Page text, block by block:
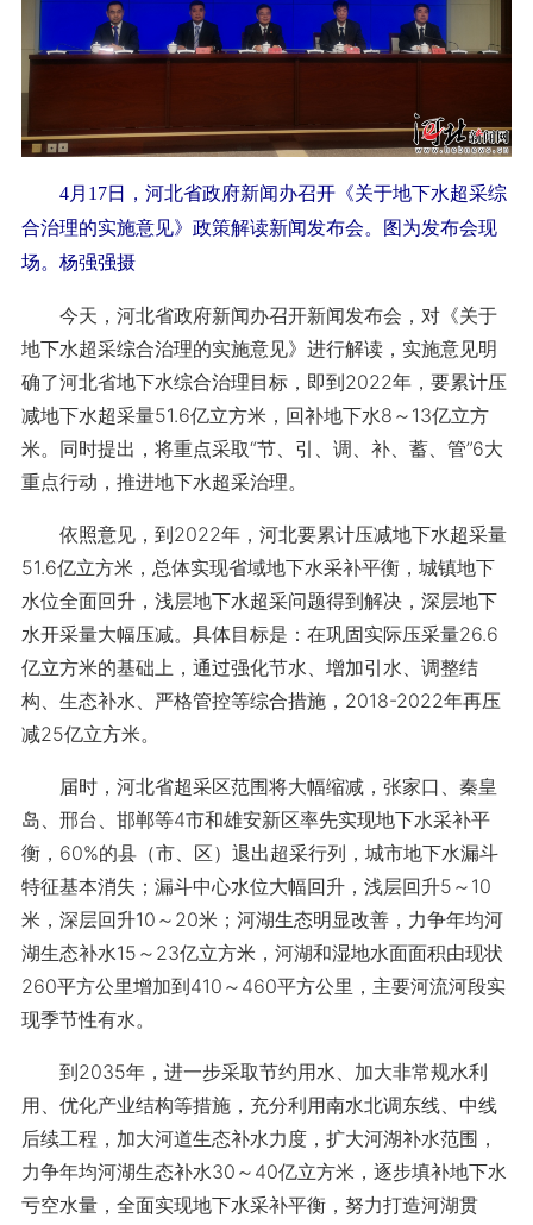
4月17日，河北省政府新闻办召开《关于地下水超采综
合治理的实施意见》政策解读新闻发布会。图为发布会现
场。杨强强摄
今天，河北省政府新闻办召开新闻发布会，对《关于
地下水超采综合治理的实施意见》进行解读，实施意见明
确了河北省地下水综合治理目标，即到2022年，要累计压
减地下水超采量51.6亿立方米，回补地下水8～13亿立方
米。同时提出，将重点采取“节、引、调、补、蓄、管”6大
重点行动，推进地下水超采治理。
依照意见，到2022年，河北要累计压减地下水超采量
51.6亿立方米，总体实现省域地下水采补平衡，城镇地下
水位全面回升，浅层地下水超采问题得到解决，深层地下
水开采量大幅压减。具体目标是：在巩固实际压采量26.6
亿立方米的基础上，通过强化节水、增加引水、调整结
构、生态补水、严格管控等综合措施，2018-2022年再压
减25亿立方米。
届时，河北省超采区范围将大幅缩减，张家口、秦皇
岛、邢台、邯郸等4市和雄安新区率先实现地下水采补平
衡，60%的县（市、区）退出超采行列，城市地下水漏斗
特征基本消失；漏斗中心水位大幅回升，浅层回升5～10
米，深层回升10～20米；河湖生态明显改善，力争年均河
湖生态补水15～23亿立方米，河湖和湿地水面面积由现状
260平方公里增加到410～460平方公里，主要河流河段实
现季节性有水。
到2035年，进一步采取节约用水、加大非常规水利
用、优化产业结构等措施，充分利用南水北调东线、中线
后续工程，加大河道生态补水力度，扩大河湖补水范围，
力争年均河湖生态补水30～40亿立方米，逐步填补地下水
亏空水量，全面实现地下水采补平衡，努力打造河湖贯